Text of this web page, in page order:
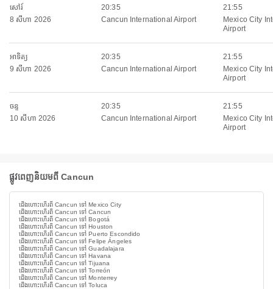
សៅរ៍
8 សីហា 2026
20:35
Cancun International Airport
21:55
Mexico City
Airport
អាទិត្យ
9 សីហា 2026
20:35
Cancun International Airport
21:55
Mexico City
Airport
ចន្ទ
10 សីហា 2026
20:35
Cancun International Airport
21:55
Mexico City
Airport
ផ្លូវពេញនិយមពី Cancun
ជើងហោះហើរពី Cancun ទៅ Mexico City
ជើងហោះហើរពី Cancun ទៅ Cancun
ជើងហោះហើរពី Cancun ទៅ Bogotá
ជើងហោះហើរពី Cancun ទៅ Houston
ជើងហោះហើរពី Cancun ទៅ Puerto Escondido
ជើងហោះហើរពី Cancun ទៅ Felipe Ángeles
ជើងហោះហើរពី Cancun ទៅ Guadalajara
ជើងហោះហើរពី Cancun ទៅ Havana
ជើងហោះហើរពី Cancun ទៅ Tijuana
ជើងហោះហើរពី Cancun ទៅ Torreón
ជើងហោះហើរពី Cancun ទៅ Monterrey
ជើងហោះហើរពី Cancun ទៅ Toluca